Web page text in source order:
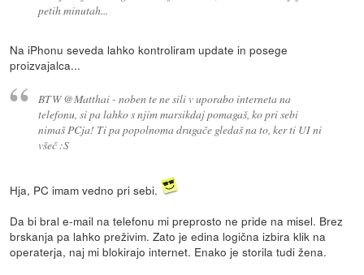
petih minutah...
Na iPhonu seveda lahko kontroliram update in posege
proizvajalca...
BTW @Matthai - noben te ne sili v uporabo interneta na
telefonu, si pa lahko s njim marsikdaj pomagaš, ko pri sebi
nimaš PCja! Ti pa popolnoma drugače gledaš na to, ker ti UI ni
všeč :S
Hja, PC imam vedno pri sebi.
Da bi bral e-mail na telefonu mi preprosto ne pride na misel. Brez
brskanja pa lahko preživim. Zato je edina logična izbira klik na
operaterja, naj mi blokirajo internet. Enako je storila tudi žena.